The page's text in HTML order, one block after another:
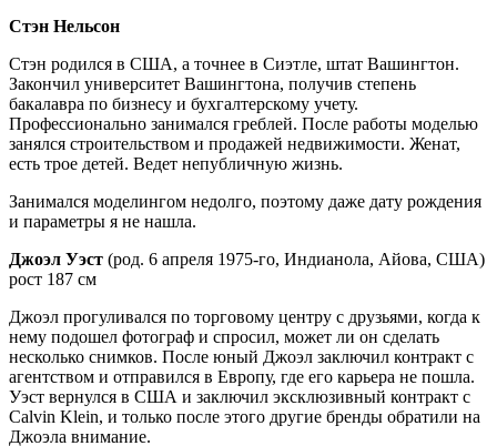
Стэн Нельсон
Стэн родился в США, а точнее в Сиэтле, штат Вашингтон.
Закончил университет Вашингтона, получив степень
бакалавра по бизнесу и бухгалтерскому учету.
Профессионально занимался греблей. После работы моделью
занялся строительством и продажей недвижимости. Женат,
есть трое детей. Ведет непубличную жизнь.
Занимался моделингом недолго, поэтому даже дату рождения
и параметры я не нашла.
Джоэл Уэст (род. 6 апреля 1975-го, Индианола, Айова, США)
рост 187 см
Джоэл прогуливался по торговому центру с друзьями, когда к
нему подошел фотограф и спросил, может ли он сделать
несколько снимков. После юный Джоэл заключил контракт с
агентством и отправился в Европу, где его карьера не пошла.
Уэст вернулся в США и заключил эксклюзивный контракт с
Calvin Klein, и только после этого другие бренды обратили на
Джоэла внимание.